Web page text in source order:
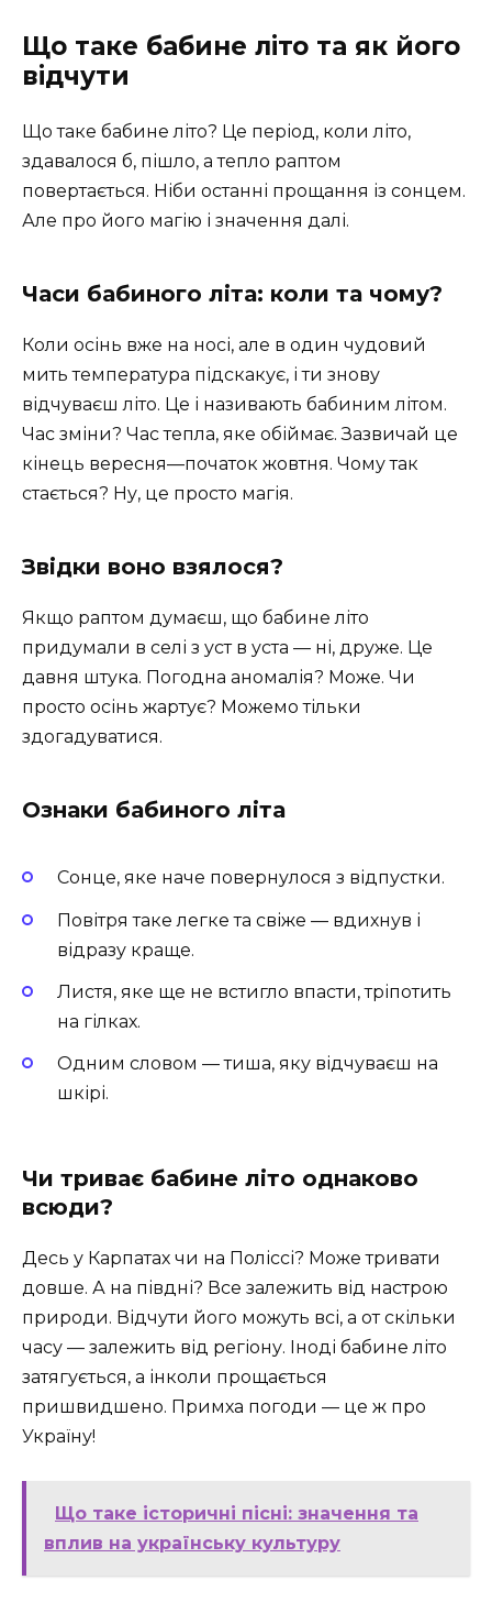
Що таке бабине літо та як його
відчути
Що таке бабине літо? Це період, коли літо,
здавалося б, пішло, а тепло раптом
повертається. Ніби останні прощання із сонцем.
Але про його магію і значення далі.
Часи бабиного літа: коли та чому?
Коли осінь вже на носі, але в один чудовий
мить температура підскакує, і ти знову
відчуваєш літо. Це і називають бабиним літом.
Час зміни? Час тепла, яке обіймає. Зазвичай це
кінець вересня—початок жовтня. Чому так
стається? Ну, це просто магія.
Звідки воно взялося?
Якщо раптом думаєш, що бабине літо
придумали в селі з уст в уста — ні, друже. Це
давня штука. Погодна аномалія? Може. Чи
просто осінь жартує? Можемо тільки
здогадуватися.
Ознаки бабиного літа
Сонце, яке наче повернулося з відпустки.
Повітря таке легке та свіже — вдихнув і
відразу краще.
Листя, яке ще не встигло впасти, тріпотить
на гілках.
Одним словом — тиша, яку відчуваєш на
шкірі.
Чи триває бабине літо однаково
всюди?
Десь у Карпатах чи на Поліссі? Може тривати
довше. А на півдні? Все залежить від настрою
природи. Відчути його можуть всі, а от скільки
часу — залежить від регіону. Іноді бабине літо
затягується, а інколи прощається
пришвидшено. Примха погоди — це ж про
Україну!
Що таке історичні пісні: значення та
вплив на українську культуру